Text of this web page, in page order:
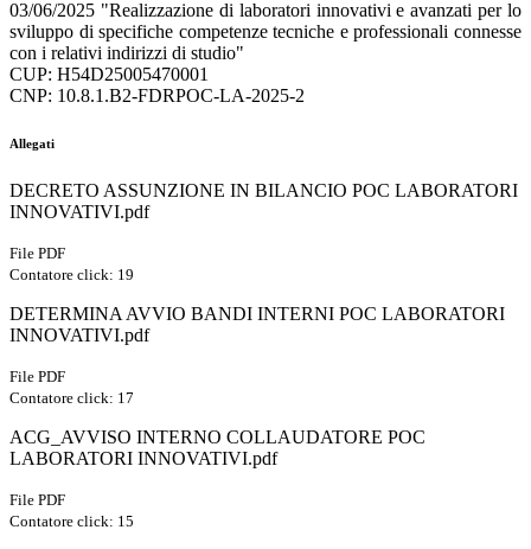
03/06/2025 "Realizzazione di laboratori innovativi e avanzati per lo
sviluppo di specifiche competenze tecniche e professionali connesse
con i relativi indirizzi di studio"
CUP: H54D25005470001
CNP: 10.8.1.B2-FDRPOC-LA-2025-2
Allegati
DECRETO ASSUNZIONE IN BILANCIO POC LABORATORI
INNOVATIVI.pdf
File PDF
Contatore click: 19
DETERMINA AVVIO BANDI INTERNI POC LABORATORI
INNOVATIVI.pdf
File PDF
Contatore click: 17
ACG_AVVISO INTERNO COLLAUDATORE POC
LABORATORI INNOVATIVI.pdf
File PDF
Contatore click: 15